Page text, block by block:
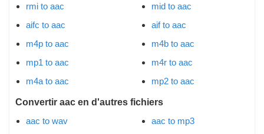
rmi to aac
aifc to aac
m4p to aac
mp1 to aac
m4a to aac
mid to aac
aif to aac
m4b to aac
m4r to aac
mp2 to aac
Convertir aac en d'autres fichiers
aac to wav
aac to mp3